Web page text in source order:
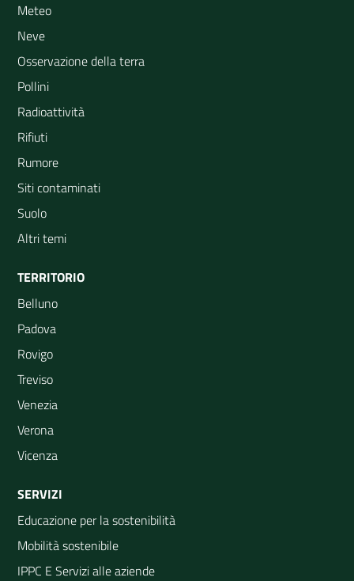
Meteo
Neve
Osservazione della terra
Pollini
Radioattività
Rifiuti
Rumore
Siti contaminati
Suolo
Altri temi
TERRITORIO
Belluno
Padova
Rovigo
Treviso
Venezia
Verona
Vicenza
SERVIZI
Educazione per la sostenibilità
Mobilità sostenibile
IPPC E Servizi alle aziende